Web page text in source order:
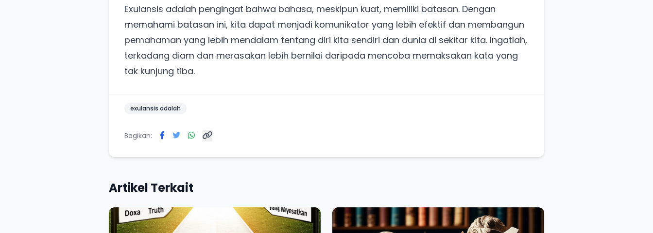
Exulansis adalah pengingat bahwa bahasa, meskipun kuat, memiliki batasan. Dengan
memahami batasan ini, kita dapat menjadi komunikator yang lebih efektif dan membangun
pemahaman yang lebih mendalam tentang diri kita sendiri dan dunia di sekitar kita. Ingatlah,
terkadang diam dan merasakan lebih bernilai daripada mencoba memaksakan kata yang
tak kunjung tiba.
exulansis adalah
Bagikan:
Artikel Terkait